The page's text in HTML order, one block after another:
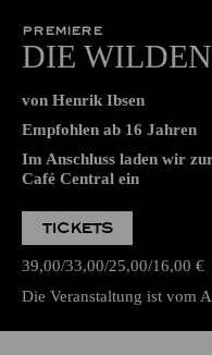
PREMIERE
DIE
von Henrik Ibsen
Empfohlen ab 16 Jahren
Im Anschluss laden wir
Café Central ein
TICKETS
39,00 33,00 25,00 16,00 €
Die Veranstaltung ist vom